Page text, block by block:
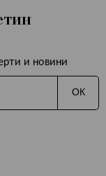
и новини
ОК